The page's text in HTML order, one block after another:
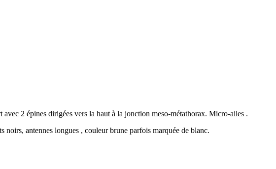
2 épines dirigées vers la haut à la jonction meso-métathorax. Micro-ailes .
noirs, antennes longues , couleur brune parfois marquée de blanc.